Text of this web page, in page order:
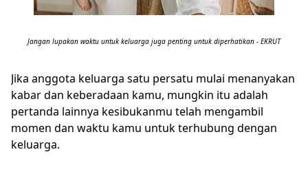
Jangan lupakan waktu untuk keluarga juga penting untuk diperhatikan - EKRUT
Jika anggota keluarga satu persatu mulai menanyakan
kabar dan keberadaan kamu, mungkin itu adalah
pertanda lainnya kesibukanmu telah mengambil
momen dan waktu kamu untuk terhubung dengan
keluarga.